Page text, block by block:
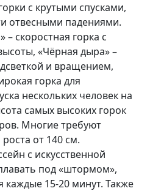
с крутыми спусками,
отвесными падениями.
скоростная горка с
«Чёрная дыра» –
и вращением,
горка для
нескольких человек на
самых высоких горок
Многие требуют
от 140 см.
с искусственной
под «штормом»,
каждые 15-20 минут. Также